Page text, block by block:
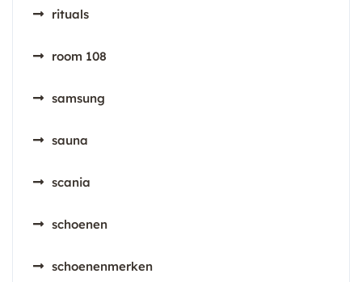
rituals
room 108
samsung
sauna
scania
schoenen
schoenenmerken